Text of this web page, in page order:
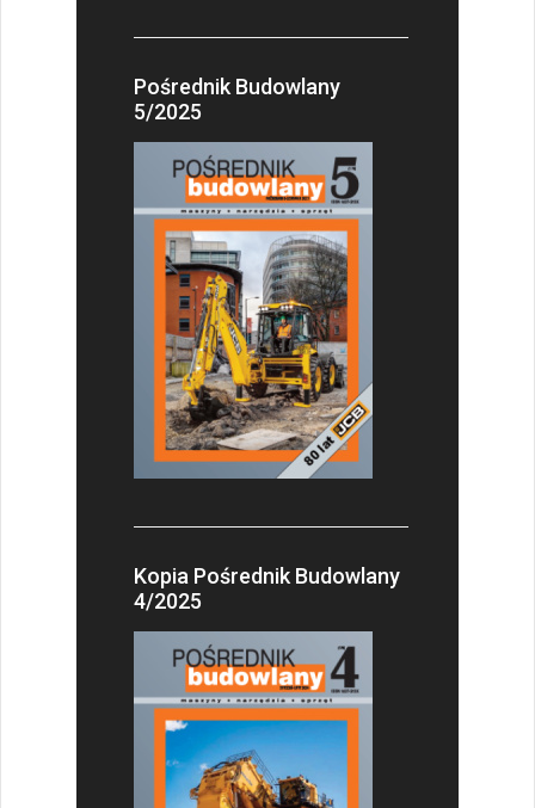
Pośrednik Budowlany
5/2025
Kopia Pośrednik Budowlany
4/2025